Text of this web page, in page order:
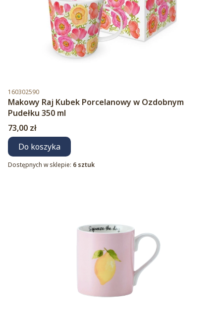
Kod produktu
160302590
Makowy Raj Kubek Porcelanowy w Ozdobnym
Pudełku 350 ml
Cena
73,00 zł
Do koszyka
Dostępnych w sklepie: 6 sztuk